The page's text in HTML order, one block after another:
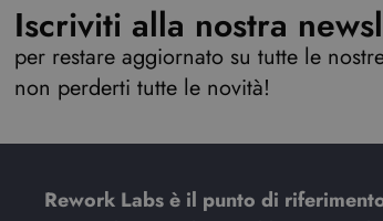
Iscriviti alla nostra
per restare aggiornato su tutte le
non perderti tutte le novità!
Rework Labs è il punto di